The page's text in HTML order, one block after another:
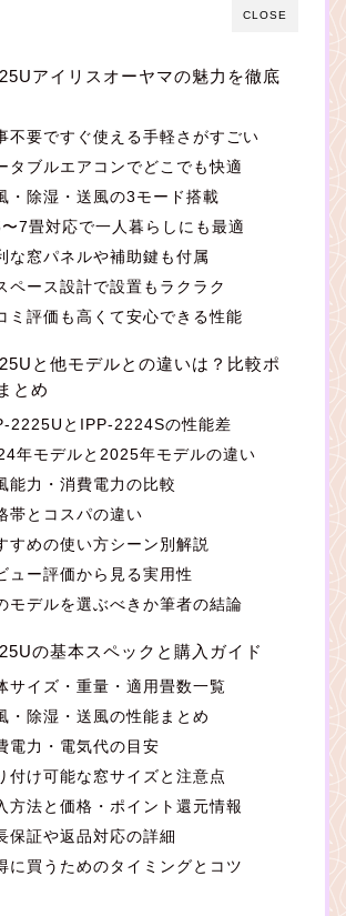
CLOSE
アイリスオーヤマの魅力を徹底
不要ですぐ使える手軽さがすごい
タブルエアコンでどこでも快適
・除湿・送風の3モード搭載
7畳対応で一人暮らしにも最適
な窓パネルや補助鍵も付属
ペース設計で設置もラクラク
ミ評価も高くて安心できる性能
と他モデルとの違いは？比較ポ
とめ
2225UとIPP-2224Sの性能差
年モデルと2025年モデルの違い
能力・消費電力の比較
帯とコスパの違い
すめの使い方シーン別解説
ュー評価から見る実用性
モデルを選ぶべきか筆者の結論
の基本スペックと購入ガイド
サイズ・重量・適用畳数一覧
・除湿・送風の性能まとめ
電力・電気代の目安
付け可能な窓サイズと注意点
方法と価格・ポイント還元情報
保証や返品対応の詳細
に買うためのタイミングとコツ